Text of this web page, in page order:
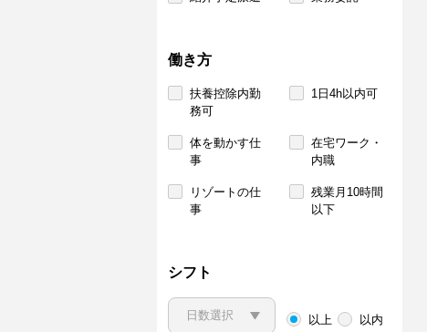
働き方
扶養控除内勤
務可
1日4h以内可
体を動かす仕
事
在宅ワーク・
内職
リゾートの仕
事
残業月10時間
以下
シフト
以上 以内